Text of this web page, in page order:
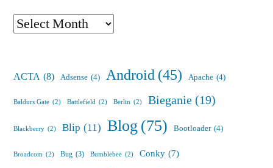
Archives
ACTA (8) Adsense (4) Android (45) Apache (4)
Baldurs Gate (2) Battlefield (2) Berlin (2) Bieganie (19)
Blackberry (2) Blip (11) Blog(75) Bootloader (4)
Broadcom (2) Bug (3) Bumblebee (2) Conky (7)